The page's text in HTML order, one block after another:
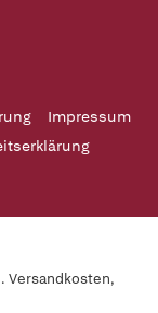
Impressum
Versandkosten,